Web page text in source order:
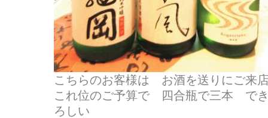
こちらのお客様は お酒を送りにご来
これ位のご予算で 四合瓶で三本 で
ろしい